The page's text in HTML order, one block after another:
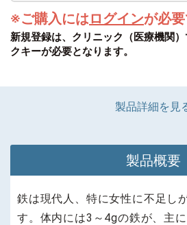
※ご購入にはログインが必要
新規登録は、クリニック（医療機関
クキーが必要となります。
製品詳細を見
製品概要
鉄は現代人、特に女性に不足し
す。体内には3～4gの鉄が、主